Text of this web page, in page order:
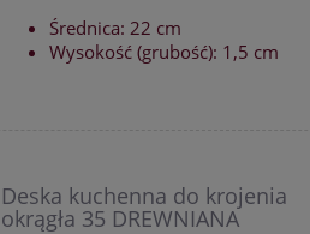
Średnica: 22 cm
Wysokość (grubość): 1,5 cm
Deska kuchenna do krojenia
okrągła 35 DREWNIANA